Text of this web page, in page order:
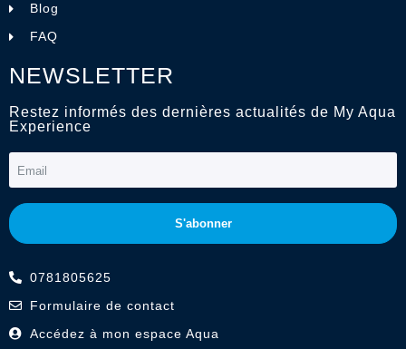
Blog
FAQ
NEWSLETTER
Restez informés des dernières actualités de My Aqua
Experience
S'abonner
0781805625
Formulaire de contact
Accédez à mon espace Aqua